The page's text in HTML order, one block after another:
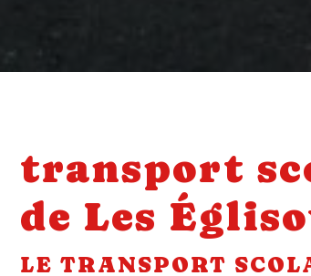
transport
de Les
LE TRANSPORT